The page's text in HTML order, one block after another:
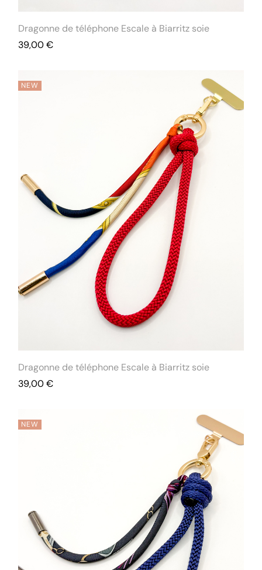
Dragonne de téléphone Escale à Biarritz soie
39,00€
NEW
Dragonne de téléphone Escale à Biarritz soie
39,00€
NEW